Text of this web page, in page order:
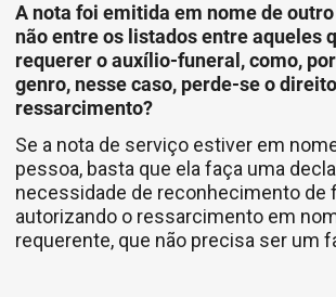
A nota foi emitida em nome de
não entre os listados entre aqueles
requerer o auxílio-funeral, como,
genro, nesse caso, perde-se o
ressarcimento?
Se a nota de serviço estiver em
pessoa, basta que ela faça uma
necessidade de reconhecimento de
autorizando o ressarcimento em
requerente, que não precisa ser um